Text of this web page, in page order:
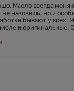
Масло всегда
назовёшь, но и
бывают у всех.
и оригинальные.
от царапин